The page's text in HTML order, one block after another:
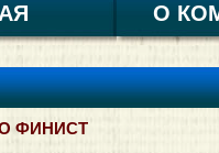
О
ФИНИСТ